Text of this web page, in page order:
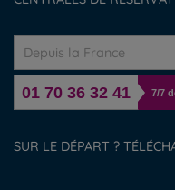
Depuis la France
01 70 36 32 41 7/7
SUR LE DÉPART ?